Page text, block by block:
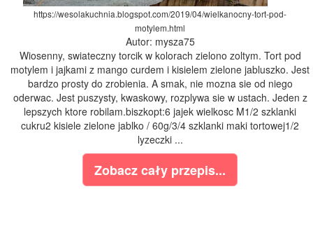
https://wesolakuchnia.blogspot.com/2019/04/wielkanocny-tort-pod-
motylem.html
Autor: mysza75
Wiosenny, swiateczny torcik w kolorach zielono zoltym. Tort pod
motylem i jajkami z mango curdem i kisielem zielone jabluszko. Jest
bardzo prosty do zrobienia. A smak, nie mozna sie od niego
oderwac. Jest puszysty, kwaskowy, rozplywa sie w ustach. Jeden z
lepszych ktore robilam.biszkopt:6 jajek wielkosc M1/2 szklanki
cukru2 kisiele zielone jablko / 60g/3/4 szklanki maki tortowej1/2
lyzeczki ...
Zobacz cały przepis...